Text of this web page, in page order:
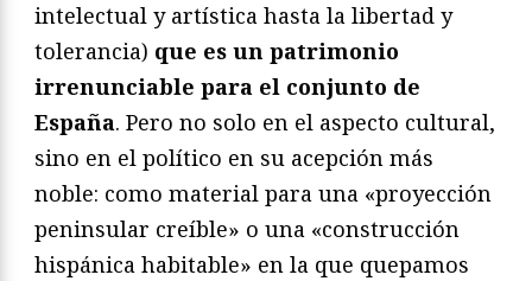
intelectual y artística hasta la libertad y
tolerancia) que es un patrimonio
irrenunciable para el conjunto de
España. Pero no solo en el aspecto cultural,
sino en el político en su acepción más
noble: como material para una «proyección
peninsular creíble» o una «construcción
hispánica habitable» en la que quepamos